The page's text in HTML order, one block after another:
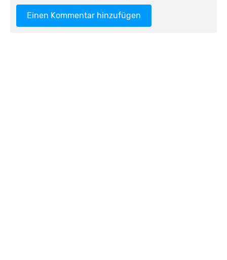
Einen Kommentar hinzufügen